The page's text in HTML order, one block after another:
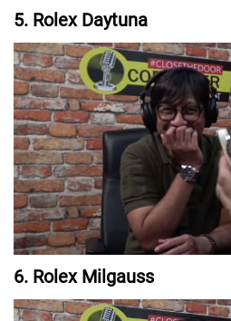
5. Rolex Daytuna
6. Rolex Milgauss